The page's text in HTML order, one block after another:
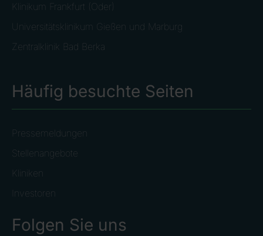
Klinikum Frankfurt (Oder)
Universitätsklinikum Gießen und Marburg
Zentralklinik Bad Berka
Häufig besuchte Seiten
Pressemeldungen
Stellenangebote
Kliniken
Investoren
Folgen Sie uns